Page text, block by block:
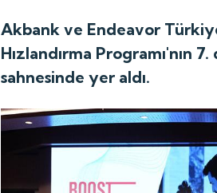
Akbank ve Endeavor
Hızlandırma Programı'nın
sahnesinde yer aldı.